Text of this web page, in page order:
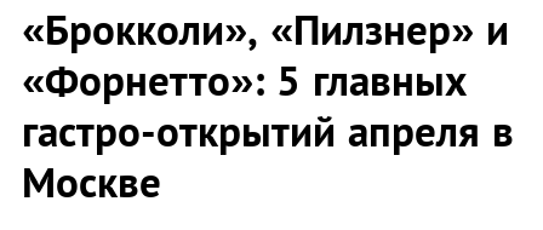
«Брокколи», «Пилзнер» и
«Форнетто»: 5 главных
гастро-открытий апреля в
Москве